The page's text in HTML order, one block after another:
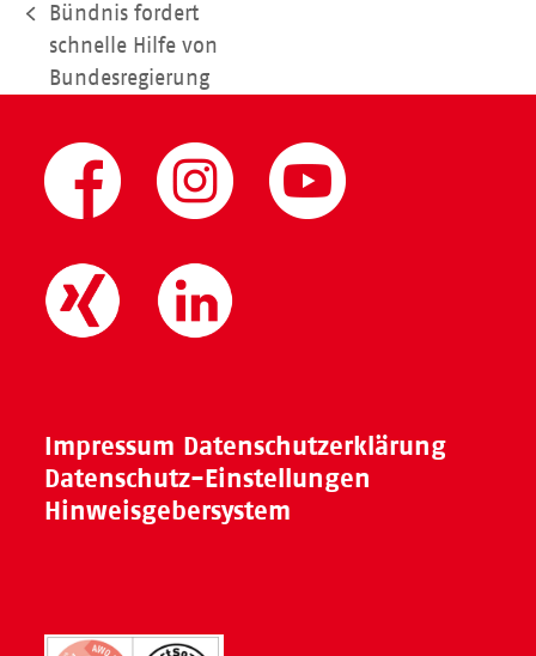
vorheriger
Beitrag:
Bündnis fordert
schnelle Hilfe von
Bundesregierung
Impressum Datenschutzerklärung
Datenschutz-Einstellungen
Hinweisgebersystem